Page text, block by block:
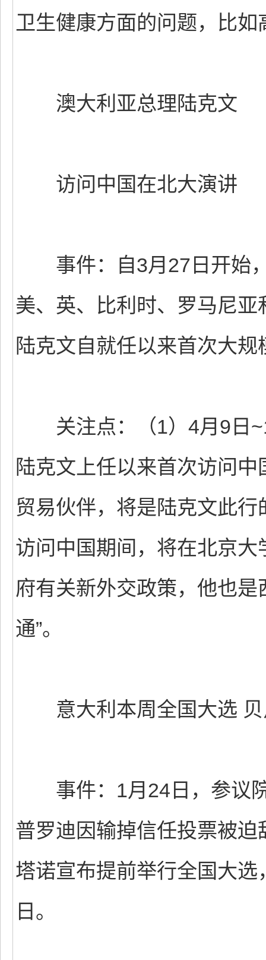
卫生健康方面的问题，比
澳大利亚总理陆克文
访问中国在北大演讲
事件：自3月27日开始，
美、英、比利时、罗马尼
陆克文自就任以来首次大规
关注点：（1）4月9日
陆克文上任以来首次访问
贸易伙伴，将是陆克文此行
访问中国期间，将在北京
府有关新外交政策，他也
通”。
意大利本周全国大选 贝
事件：1月24日，参议院
普罗迪因输掉信任投票被
塔诺宣布提前举行全国大
日。